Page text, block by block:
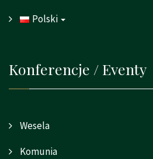
Polski
Konferencje / Eventy
Wesela
Komunia